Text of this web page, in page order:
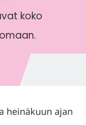
koko
heinäkuun ajan